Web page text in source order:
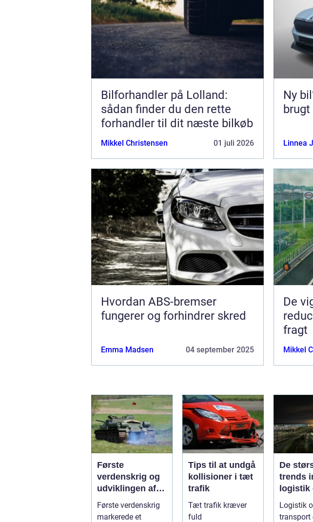
Bilforhandler på Lolland:
sådan finder du den rette
forhandler til dit næste bilkøb
Mikkel Christensen 01 juli 2026
Ny
brugt
Linnea
Hvordan ABS-bremser
fungerer og forhindrer skred
Emma Madsen 04 september 2025
De
fragt
Mikkel
Første
verdenskrig og
udviklingen af
pansrede
køretøjer
Første verdenskrig
markerede et
Tips til at undgå
kollisioner i tæt
trafik
Tæt trafik kræver
fuld
De
trends
logistik
transport
Logistik
transport